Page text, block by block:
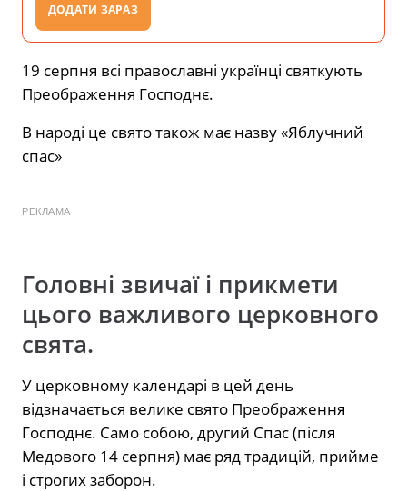
ДОДАТИ ЗАРАЗ
19 серпня всі православні українці святкують
Преображення Господнє.
В народі це свято також має назву «Яблучний
спас»
РЕКЛАМА
Головні звичаї і прикмети
цього важливого церковного
свята.
У церковному календарі в цей день
відзначається велике свято Преображення
Господнє. Само собою, другий Спас (після
Медового 14 серпня) має ряд традицій, прийме
і строгих заборон.